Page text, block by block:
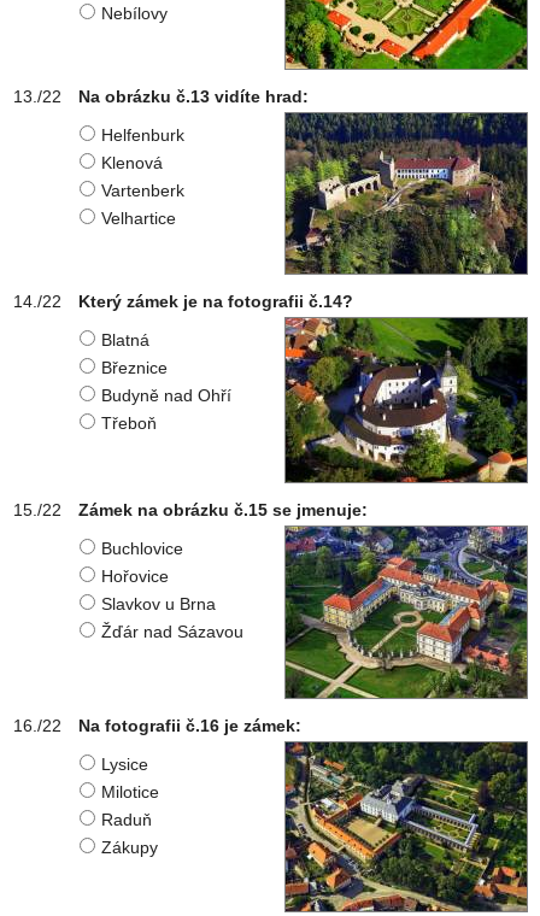
Nebílovy
Na obrázku č.13 vidíte hrad:
Helfenburk
Klenová
Vartenberk
Velhartice
Který zámek je na fotografii č.14?
Blatná
Březnice
Budyně nad Ohří
Třeboň
Zámek na obrázku č.15 se jmenuje:
Buchlovice
Hořovice
Slavkov u Brna
Žďár nad Sázavou
Na fotografii č.16 je zámek:
Lysice
Milotice
Raduň
Zákupy